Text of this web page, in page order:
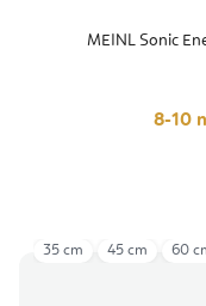
MEINL Sonic
8-10
35 cm 45 cm 60